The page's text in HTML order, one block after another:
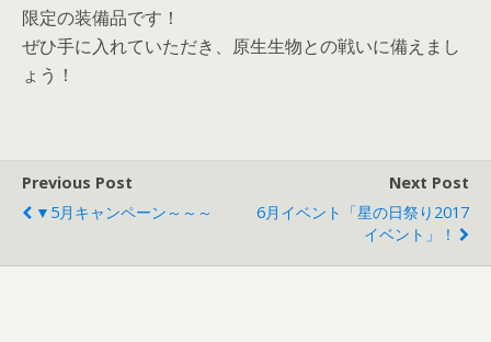
限定の装備品です！
ぜひ手に入れていただき、原生生物との戦いに備えまし
ょう！
Previous Post
▼5月キャンペーン～～～
Next Post
6月イベント「星の日祭り2017
イベント」！